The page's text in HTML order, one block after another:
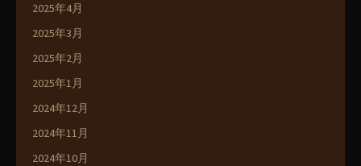
2025年4月
2025年3月
2025年2月
2025年1月
2024年12月
2024年11月
2024年10月